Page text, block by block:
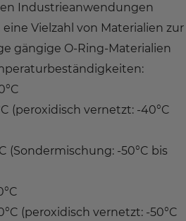
Industrieanwendungen
Vielzahl von Materialien zur
gängige O-Ring-Materialien
(peroxidisch vernetzt: -40°C
(Sondermischung: -50°C bis
(peroxidisch vernetzt: -50°C